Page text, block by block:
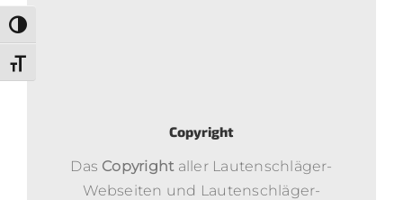
Toggle High Contrast
Toggle Font size
Copyright
Das Copyright aller Lautenschläger-
Webseiten und Lautenschläger-